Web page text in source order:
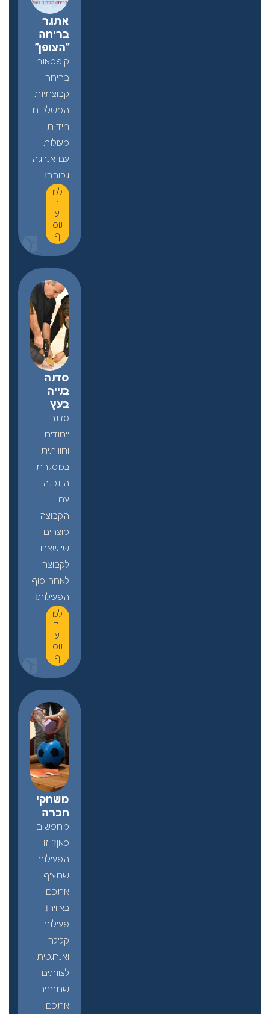
אתגר
בריחה
"הצופן"
קופסאות
בריחה
קבוצתיות
המשלבות
חידות
מעולות
עם אנרגיה
גבוהה!
למ
יד
ע
נוס
ף
סדנה
בנייה
בעץ
סדנה
ייחודית
וחוויתית
במסגרת
ה נבנה
עם
הקבוצה
מוצרים
שיישארו
לקבוצה
לאחר סוף
הפעילות!
למ
יד
ע
נוס
ף
משחקי
חברה
מחפשים
פאן? זו
הפעילות
שתעיף
אתכם
באוויר!
פעילות
קלילה
ואנרגטית
לצוותים
שתחזיר
אתכם